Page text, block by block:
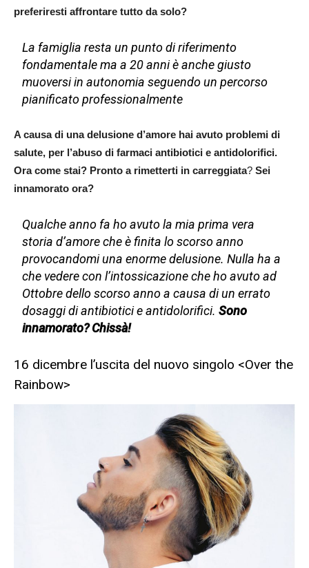
preferiresti affrontare tutto da solo?
La famiglia resta un punto di riferimento
fondamentale ma a 20 anni è anche giusto
muoversi in autonomia seguendo un percorso
pianificato professionalmente
A causa di una delusione d’amore hai avuto problemi di
salute, per l’abuso di farmaci antibiotici e antidolorifici.
Ora come stai? Pronto a rimetterti in carreggiata? Sei
innamorato ora?
Qualche anno fa ho avuto la mia prima vera
storia d’amore che è finita lo scorso anno
provocandomi una enorme delusione. Nulla ha a
che vedere con l’intossicazione che ho avuto ad
Ottobre dello scorso anno a causa di un errato
dosaggi di antibiotici e antidolorifici.Sono
innamorato? Chissà!
16 dicembre l’uscita del nuovo singolo <Over the
Rainbow>